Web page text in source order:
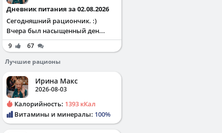
Дневник питания за 02.08.2026
Сегодняшний рациончик. :)
Вчера был насыщенный ден...
9
67
Лучшие рационы
Ирина Макс
2026-08-03
Калорийность: 1393 кКал
Витамины и минералы: 100%